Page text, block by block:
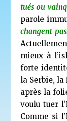
tués ou
parole
changent
mieux à
forte
la Serbie, la
après la
voulu tuer
Comme si